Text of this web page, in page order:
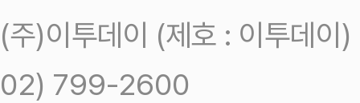
(주)이투데이 (제호 : 이투데
02) 799-2600